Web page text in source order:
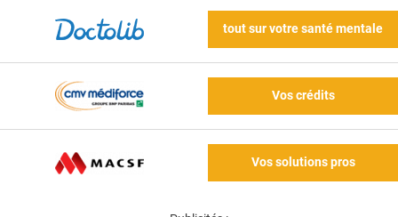
tout sur votre santé mentale
Vos crédits
Vos solutions pros